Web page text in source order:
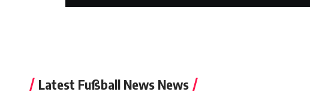
Latest Fußball News News